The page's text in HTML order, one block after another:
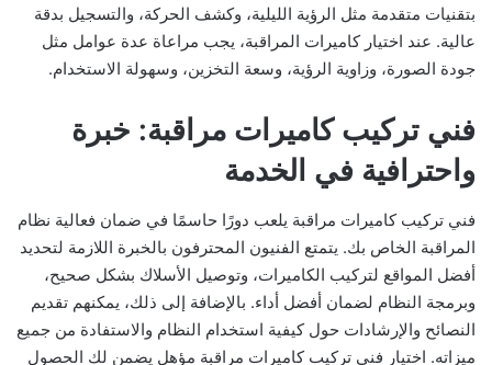
بتقنيات متقدمة مثل الرؤية الليلية، وكشف الحركة، والتسجيل بدقة
عالية. عند اختيار كاميرات المراقبة، يجب مراعاة عدة عوامل مثل
جودة الصورة، وزاوية الرؤية، وسعة التخزين، وسهولة الاستخدام.
فني تركيب كاميرات مراقبة: خبرة
واحترافية في الخدمة
فني تركيب كاميرات مراقبة يلعب دورًا حاسمًا في ضمان فعالية نظام
المراقبة الخاص بك. يتمتع الفنيون المحترفون بالخبرة اللازمة لتحديد
أفضل المواقع لتركيب الكاميرات، وتوصيل الأسلاك بشكل صحيح،
وبرمجة النظام لضمان أفضل أداء. بالإضافة إلى ذلك، يمكنهم تقديم
النصائح والإرشادات حول كيفية استخدام النظام والاستفادة من جميع
ميزاته. اختيار فني تركيب كاميرات مراقبة مؤهل يضمن لك الحصول